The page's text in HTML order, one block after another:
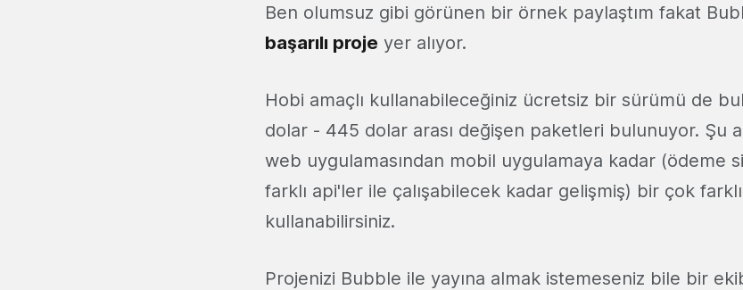
Ben olumsuz gibi görünen bir örnek paylaştım fakat
başarılı proje yer alıyor.
Hobi amaçlı kullanabileceğiniz ücretsiz bir sürümü de
dolar - 445 dolar arası değişen paketleri bulunuyor. Şu
web uygulamasından mobil uygulamaya kadar (ödeme
farklı api'ler ile çalışabilecek kadar gelişmiş) bir çok
kullanabilirsiniz.
Projenizi Bubble ile yayına almak istemeseniz bile bir